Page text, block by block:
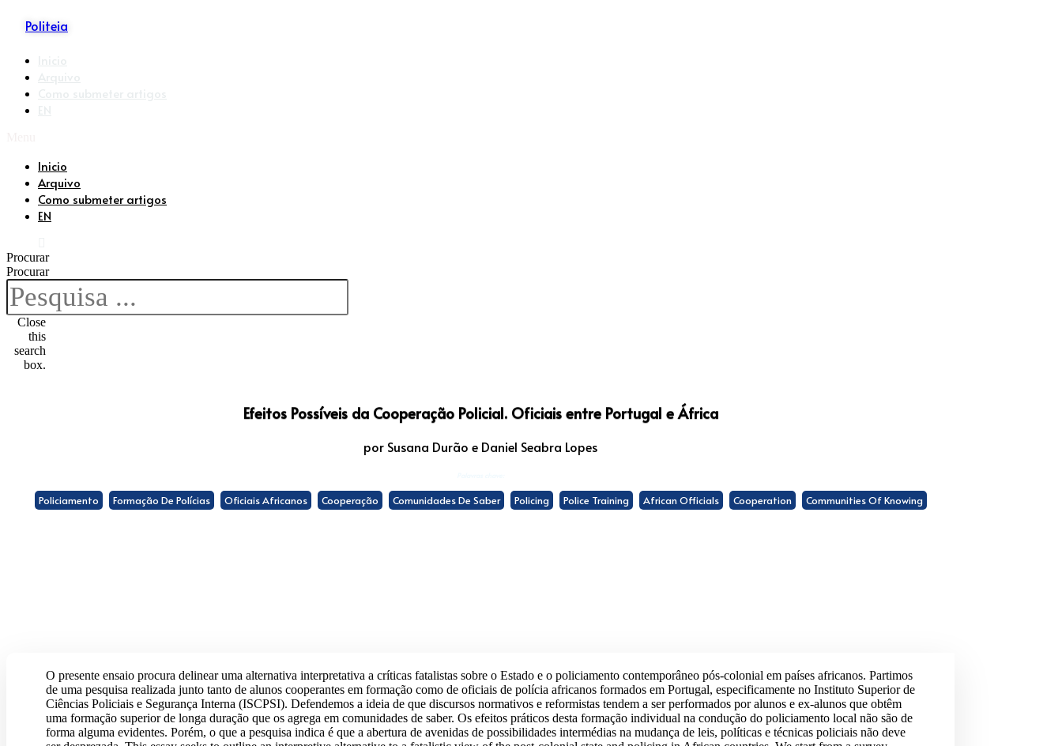
Politeia
Inicio
Arquivo
Como submeter artigos
EN
Procurar
Procurar
Close
this
search
box.
Efeitos Possíveis da Cooperação Policial. Oficiais entre Portugal e África
por Susana Durão e Daniel Seabra Lopes
Policiamento Formação De Polícias Oficiais Africanos Cooperação Comunidades De Saber Policing Police Training African Officials Cooperation Communities Of Knowing
O presente ensaio procura delinear uma alternativa interpretativa a críticas fatalistas sobre o Estado e o policiamento contemporâneo pós-colonial em países africanos. Partimos
de uma pesquisa realizada junto tanto de alunos cooperantes em formação como de oficiais de polícia africanos formados em Portugal, especificamente no Instituto Superior de
Ciências Policiais e Segurança Interna (ISCPSI). Defendemos a ideia de que discursos normativos e reformistas tendem a ser performados por alunos e ex-alunos que obtêm
uma formação superior de longa duração que os agrega em comunidades de saber. Os efeitos práticos desta formação individual na condução do policiamento local não são de
forma alguma evidentes. Porém, o que a pesquisa indica é que a abertura de avenidas de possibilidades intermédias na mudança de leis, políticas e técnicas policiais não deve